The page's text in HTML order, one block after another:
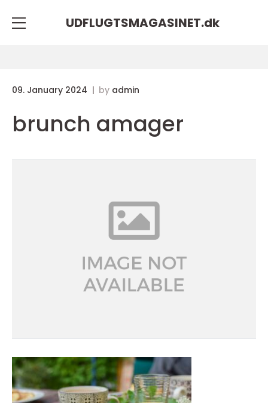
UDFLUGTSMAGASINET.dk
09. January 2024 by admin
brunch amager